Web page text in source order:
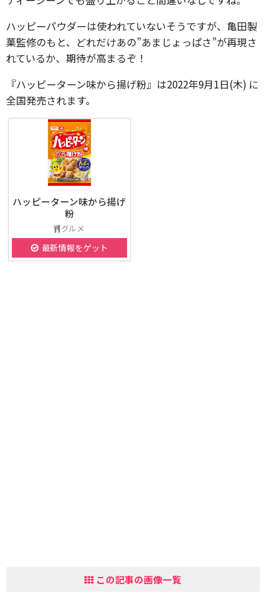
ハッピーパウダーは使われていないそうですが、亀田製
菓監修のもと、どれだけあの”あまじょっぱさ”が再現さ
れているか、期待が高まるぞ！
『ハッピーターン味から揚げ粉』は2022年9月1日(木) に
全国発売されます。
ハッピーターン味から揚げ
粉
グルメ
最新情報をゲット
この記事の画像一覧